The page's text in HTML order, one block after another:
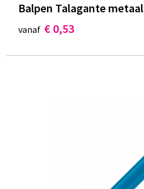
Balpen Talagante metaal
vanaf € 0,53